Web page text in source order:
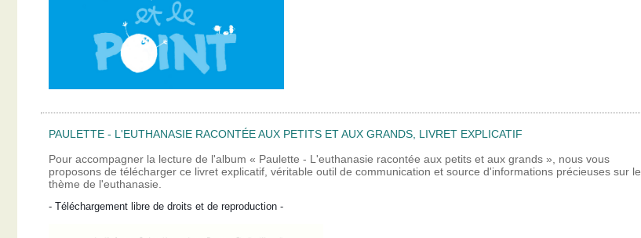
PAULETTE - L'EUTHANASIE RACONTÉE AUX PETITS ET AUX GRANDS, LIVRET EXPLICATIF
Pour accompagner la lecture de l'album « Paulette - L'euthanasie racontée aux petits et aux grands », nous vous
proposons de télécharger ce livret explicatif, véritable outil de communication et source d'informations précieuses sur le
thème de l'euthanasie.
- Téléchargement libre de droits et de reproduction -